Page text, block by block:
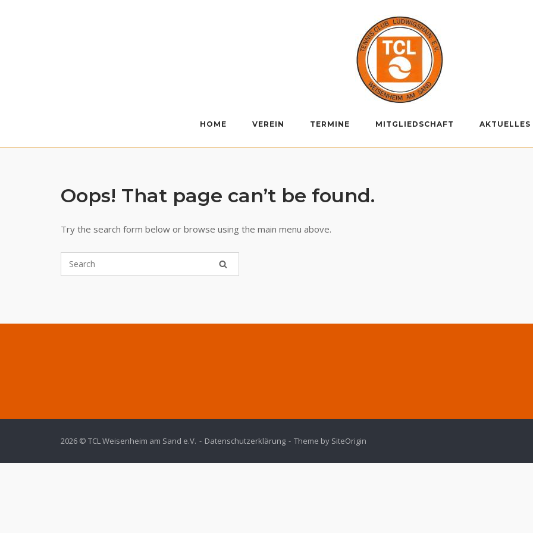
HOME VEREIN TERMINE MITGLIEDSCHAFT AKTUELLES
Oops! That page can’t be found.
Try the search form below or browse using the main menu above.
2026 © TCL Weisenheim am Sand e.V. Datenschutzerklärung Theme by SiteOrigin